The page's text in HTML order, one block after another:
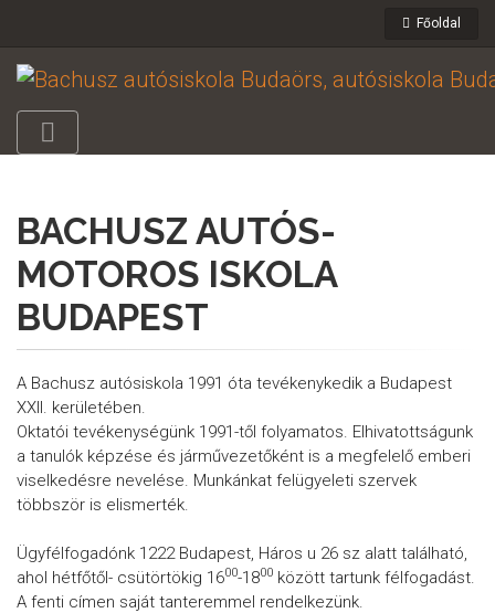
Főoldal
BACHUSZ AUTÓS-
MOTOROS ISKOLA
BUDAPEST
A Bachusz autósiskola 1991 óta tevékenykedik a Budapest
XXII. kerületében.
Oktatói tevékenységünk 1991-től folyamatos. Elhivatottságunk
a tanulók képzése és járművezetőként is a megfelelő emberi
viselkedésre nevelése. Munkánkat felügyeleti szervek
többször is elismerték.
Ügyfélfogadónk 1222 Budapest, Háros u 26 sz alatt található,
ahol hétfőtől- csütörtökig 1600-1800 között tartunk félfogadást.
A fenti címen saját tanteremmel rendelkezünk.